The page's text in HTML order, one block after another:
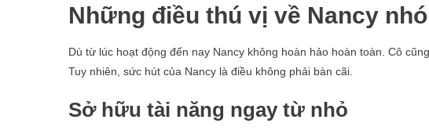
Những điều thú vị về Nancy
Dù từ lúc hoạt động đến nay Nancy không hoàn hảo hoàn toàn. Cô
Tuy nhiên, sức hút của Nancy là điều không phải bàn cãi.
Sở hữu tài năng ngay từ nhỏ